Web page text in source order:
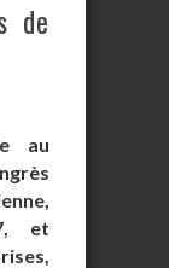
de
au
et